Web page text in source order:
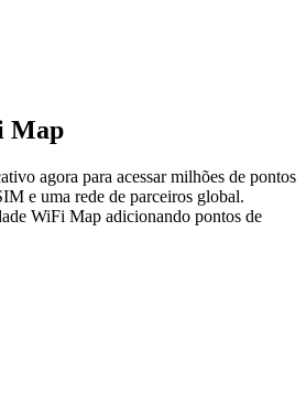
Map
agora para acessar milhões de pontos
e uma rede de parceiros global.
WiFi Map adicionando pontos de